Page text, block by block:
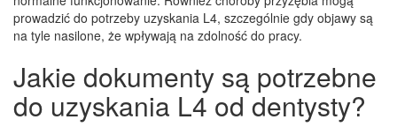
prowadzić do potrzeby uzyskania L4, szczególnie gdy objawy są
na tyle nasilone, że wpływają na zdolność do pracy.
Jakie dokumenty są potrzebne
do uzyskania L4 od dentysty?